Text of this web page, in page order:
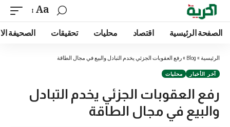
Aa
الصفحة الرئيسية اقتصاد محليات تحقيقات الصحيفة
الرئيسية »
Blog
»رفع العقوبات الجزئي يخدم التبادل والبيع في مجال الطاقة
آخر الأخبار محليات
رفع العقوبات الجزئي يخدم التبادل
والبيع في مجال الطاقة